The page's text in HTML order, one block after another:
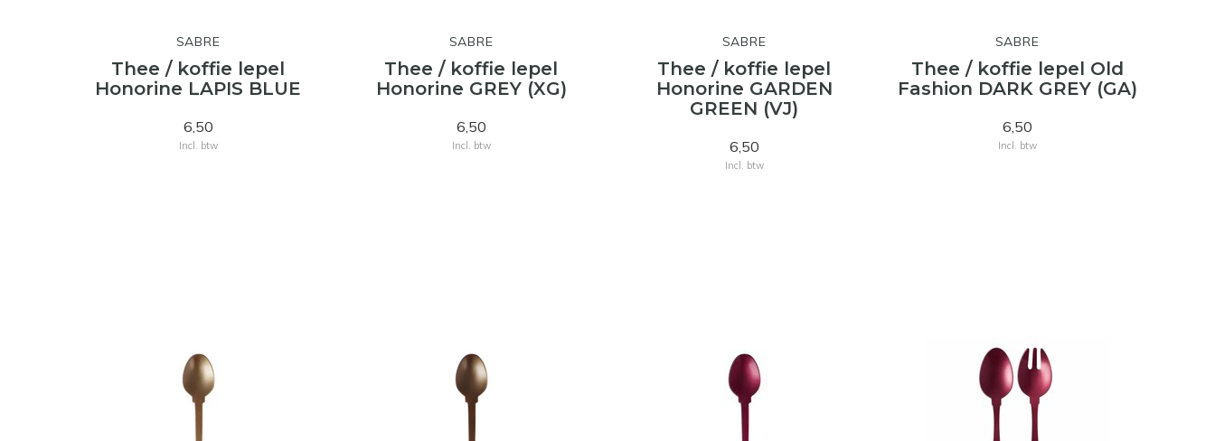
SABRE
Thee / koffie lepel
Honorine LAPIS BLUE
6,50
Incl. btw
SABRE
Thee / koffie lepel
Honorine GREY (XG)
6,50
Incl. btw
SABRE
Thee / koffie lepel
Honorine GARDEN
GREEN (VJ)
6,50
Incl. btw
SABRE
Thee / koffie lepel Old
Fashion DARK GREY (GA)
6,50
Incl. btw